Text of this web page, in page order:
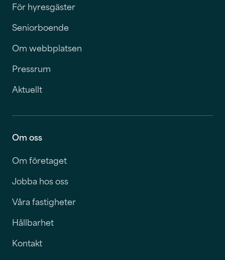
För hyresgäster
Seniorboende
Om webbplatsen
Pressrum
Aktuellt
Om oss
Om företaget
Jobba hos oss
Våra fastigheter
Hållbarhet
Kontakt